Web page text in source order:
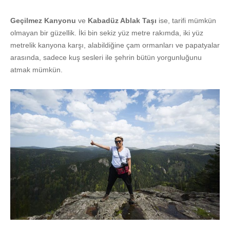
Geçilmez Kanyonu ve Kabadüz Ablak Taşı ise, tarifi mümkün
olmayan bir güzellik. İki bin sekiz yüz metre rakımda, iki yüz
metrelik kanyona karşı, alabildiğine çam ormanları ve papatyalar
arasında, sadece kuş sesleri ile şehrin bütün yorgunluğunu
atmak mümkün.